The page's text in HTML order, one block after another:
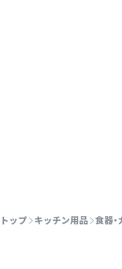
トップ キッチン用品 食器